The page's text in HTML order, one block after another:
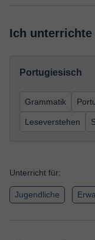
Ich unterrichte
Portugiesisch
Grammatik
Leseverstehen
Unterricht für:
Jugendliche